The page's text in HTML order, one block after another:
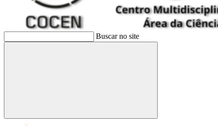
Buscar no site
Buscar